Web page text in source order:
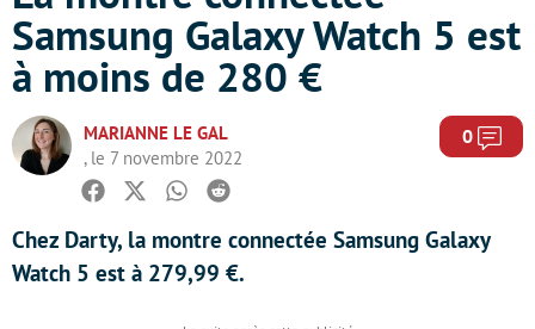
Samsung Galaxy Watch 5 est
à moins de 280 €
MARIANNE LE GAL
, le 7 novembre 2022
0
Facebook
TwitterWhatsapp
Reddit
Chez Darty, la montre connectée Samsung Galaxy
Watch 5 est à 279,99 €.